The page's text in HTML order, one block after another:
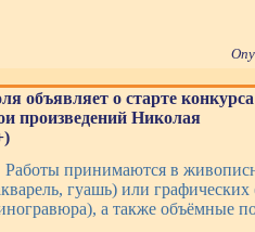
объявляет о старте конкурса
произведений Николая
Работы принимаются в
гуашь) или
а также объёмные